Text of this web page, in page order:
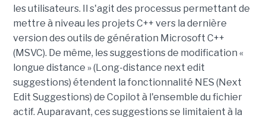
les utilisateurs. Il s'agit des processus permettant de
mettre à niveau les projets C++ vers la dernière
version des outils de génération Microsoft C++
(MSVC). De même, les suggestions de modification «
longue distance » (Long-distance next edit
suggestions) étendent la fonctionnalité NES (Next
Edit Suggestions) de Copilot à l'ensemble du fichier
actif. Auparavant, ces suggestions se limitaient à la